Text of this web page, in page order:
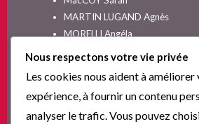
MARTIN LUGAND Agnès
MORELLI Angéla
Non classé
PINGUILLY Yves
RIVA Alex
Nous respectons votre vie privée
Les cookies nous aident à améliorer
expérience, à fournir un contenu
analyser le trafic. Vous pouvez